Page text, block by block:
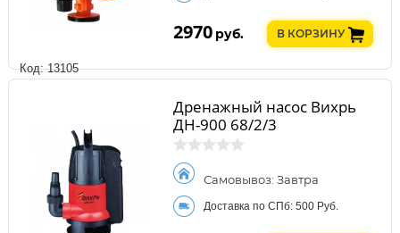
Код: 13105
2970 руб. В КОРЗИНУ
Дренажный насос Вихрь
ДН-900 68/2/3
Самовывоз: Завтра
Доставка по СПб: 500 Руб.